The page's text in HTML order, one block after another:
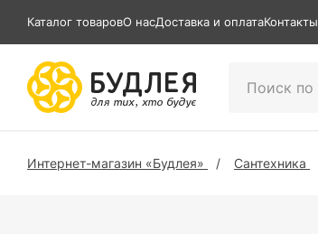
Каталог товаровО насДоставка и оплатаКонтакты
Интернет-магазин «Будлея» Сантехника